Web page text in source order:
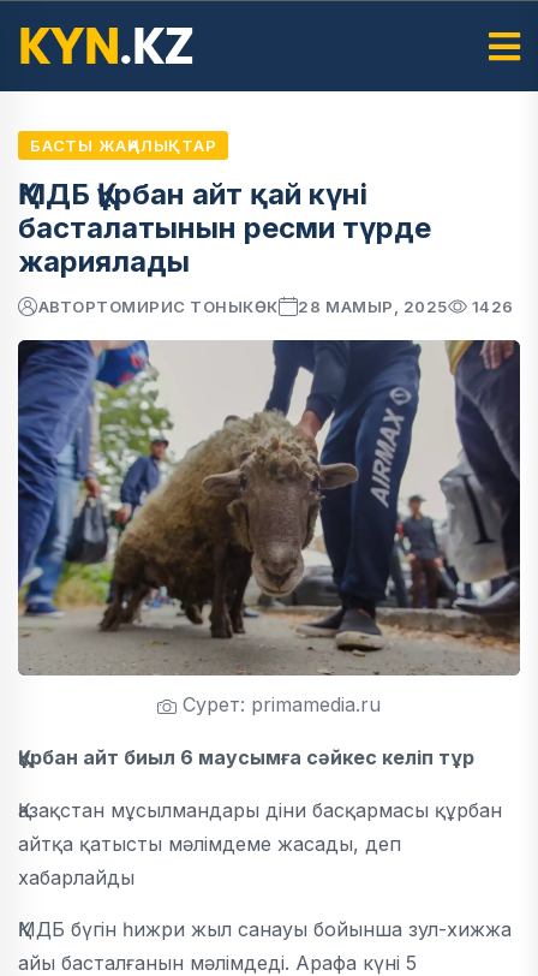
БАСТЫ ЖАҢАЛЫҚТАР
ҚМДБ Құрбан айт қай күні
басталатынын ресми түрде
жариялады
АВТОРТОМИРИС ТОНЫКӨК 28 МАМЫР, 2025 1426
Сурет: primamedia.ru
Құрбан айт биыл 6 маусымға сәйкес келіп тұр
Қазақстан мұсылмандары діни басқармасы құрбан
айтқа қатысты мәлімдеме жасады, деп
хабарлайды
ҚМДБ бүгін һижри жыл санауы бойынша зул-хижжа
айы басталғанын мәлімдеді. Арафа күні 5